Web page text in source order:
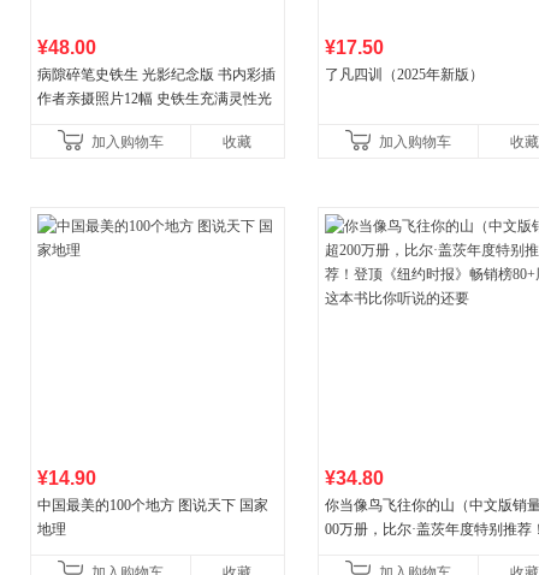
¥48.00
病隙碎笔史铁生 光影纪念版 书内彩插
作者亲摄照片12幅 史铁生充满灵性光
加入购物车
收藏
¥17.50
了凡四训（2025年新版）
加入购物车 收藏
¥14.90
中国最美的100个地方 图说天下 国家
地理
¥34.80
你当像鸟飞往你的山（中文版销
00万册，比尔·盖茨年度特别推荐